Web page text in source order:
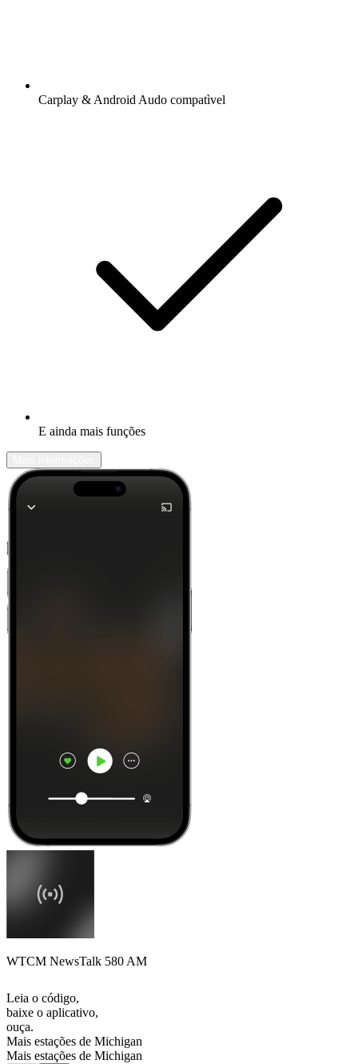
Carplay & Android Audo compatìvel
E ainda mais funções
WTCM NewsTalk 580 AM
Leia o código,
baixe o aplicativo,
ouça.
Mais estações de Michigan
Mais estações de Michigan